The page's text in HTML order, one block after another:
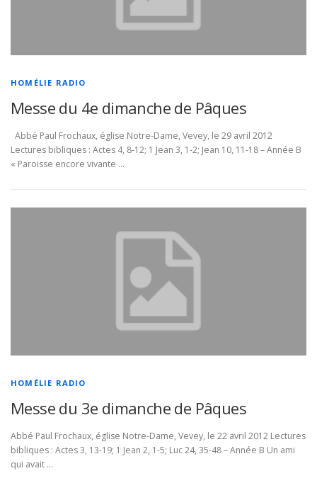
HOMÉLIE RADIO
Messe du 4e dimanche de Pâques
Abbé Paul Frochaux, église Notre-Dame, Vevey, le 29 avril 2012
Lectures bibliques : Actes 4, 8-12; 1 Jean 3, 1-2; Jean 10, 11-18 – Année B
« Paroisse encore vivante …
HOMÉLIE RADIO
Messe du 3e dimanche de Pâques
Abbé Paul Frochaux, église Notre-Dame, Vevey, le 22 avril 2012 Lectures
bibliques : Actes 3, 13-19; 1 Jean 2, 1-5; Luc 24, 35-48 – Année B Un ami
qui avait …